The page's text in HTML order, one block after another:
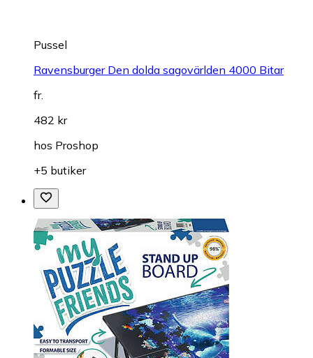
Pussel
Ravensburger Den dolda sagovärlden 4000 Bitar
fr.
482 kr
hos Proshop
+5 butiker